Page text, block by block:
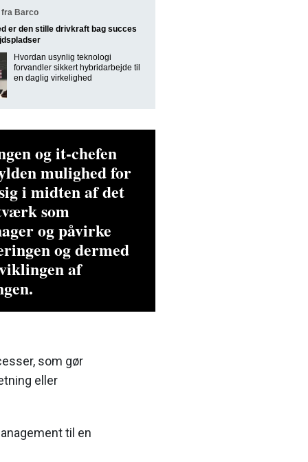
Barco
er den stille drivkraft bag succes
Hvordan usynlig teknologi
forvandler sikkert hybridarbejde til
en daglig virkelighed
og it-chefen
mulighed for
i midten af det
som
og påvirke
og dermed
af
som gør
eller
til en